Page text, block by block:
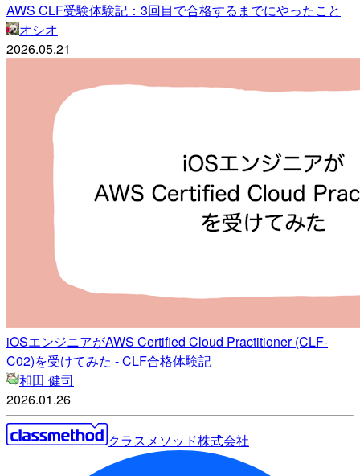
AWS CLF受験体験記：3回目で合格するまでにやったこと
オシオ
2026.05.21
iOSエンジニアがAWS Certified Cloud Practitioner (CLF-
C02)を受けてみた - CLF合格体験記
和田 健司
2026.01.26
クラスメソッド株式会社